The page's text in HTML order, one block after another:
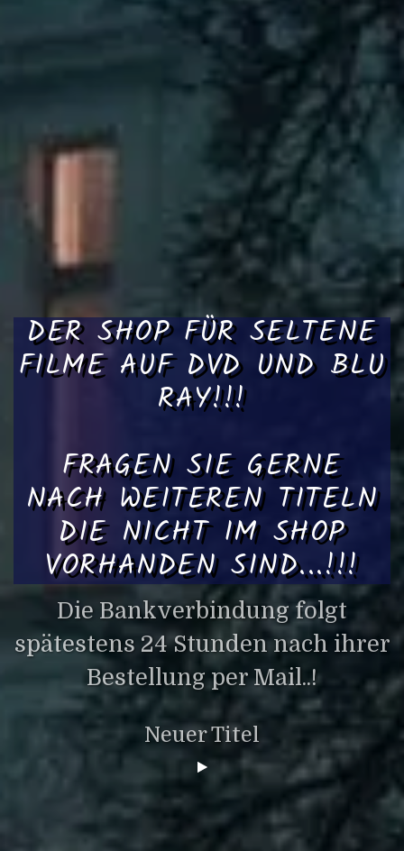
DER SHOP FÜR SELTENE
FILME AUF DVD UND BLU
RAY!!!
FRAGEN SIE GERNE
NACH WEITEREN TITELN
DIE NICHT IM SHOP
VORHANDEN SIND...!!!
Die Bankverbindung folgt
spätestens 24 Stunden nach ihrer
Bestellung per Mail..!
Neuer Titel